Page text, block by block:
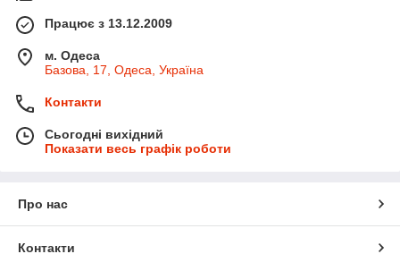
Працює з 13.12.2009
м. Одеса
Базова, 17, Одеса, Україна
Контакти
Сьогодні вихідний
Показати весь графік роботи
Про нас
Контакти